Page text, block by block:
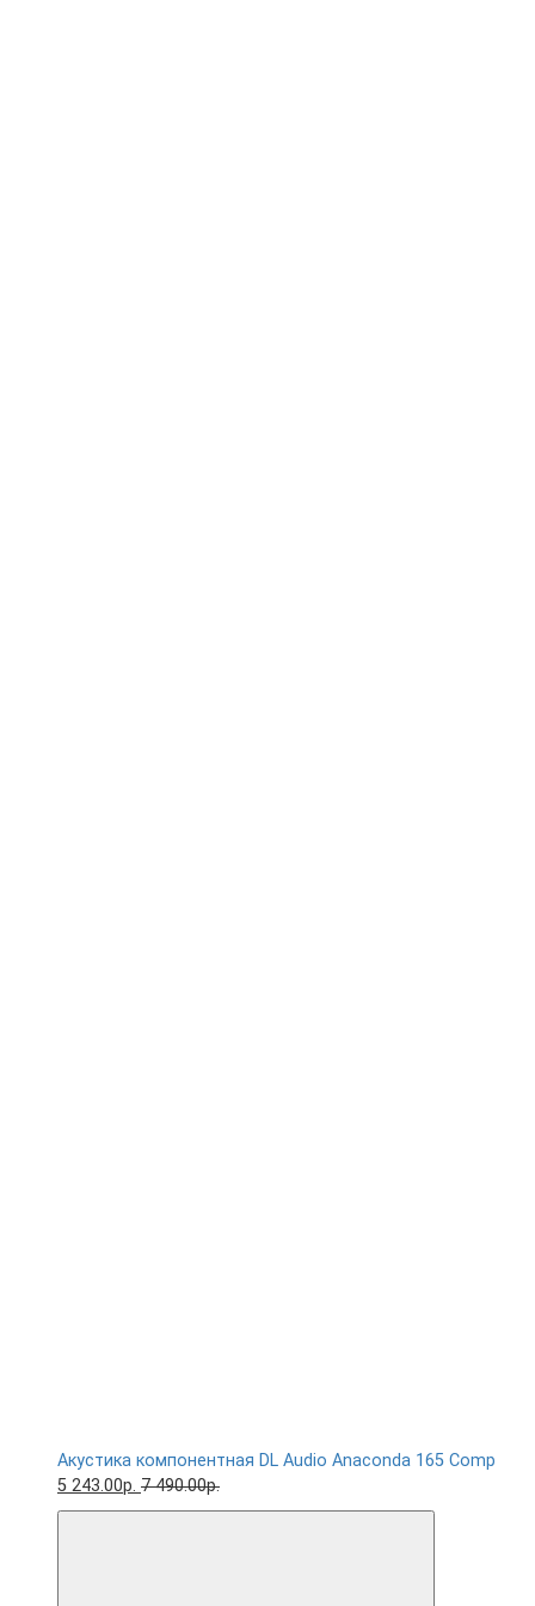
Акустика компонентная DL Audio Anaconda 165 Comp
5 243.00р. 7 490.00р.